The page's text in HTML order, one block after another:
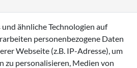
ähnliche Technologien auf
personenbezogene Daten
Webseite (z.B. IP-Adresse), um
zu personalisieren, Medien von